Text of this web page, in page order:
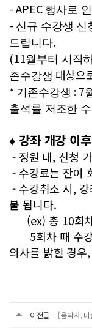
- APEC 행사로
- 신규 수강생 신
드립니다.
(11월부터 시작
존수강생 대상으
* 기존수강생 : 7
출석률 저조한
♦ 강좌 개강 이
- 정원 내, 신청
- 수강료는 잔여
- 수강취소 시,
불 됩니다.
(ex) 총 10회차
5회차 때 수강
의사를 밝힌 경
이전글 [음악사,